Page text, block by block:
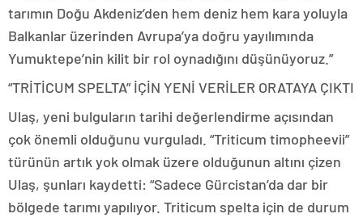
tarımın Doğu Akdeniz’den hem deniz hem kara yoluyla
Balkanlar üzerinden Avrupa’ya doğru yayılımında
Yumuktepe’nin kilit bir rol oynadığını düşünüyoruz.”
“TRİTİCUM SPELTA” İÇİN YENİ VERİLER ORATAYA ÇIKTI
Ulaş, yeni bulguların tarihi değerlendirme açısından
çok önemli olduğunu vurguladı. “Triticum timopheevii”
türünün artık yok olmak üzere olduğunun altını çizen
Ulaş, şunları kaydetti: “Sadece Gürcistan’da dar bir
bölgede tarımı yapılıyor. Triticum spelta için de durum